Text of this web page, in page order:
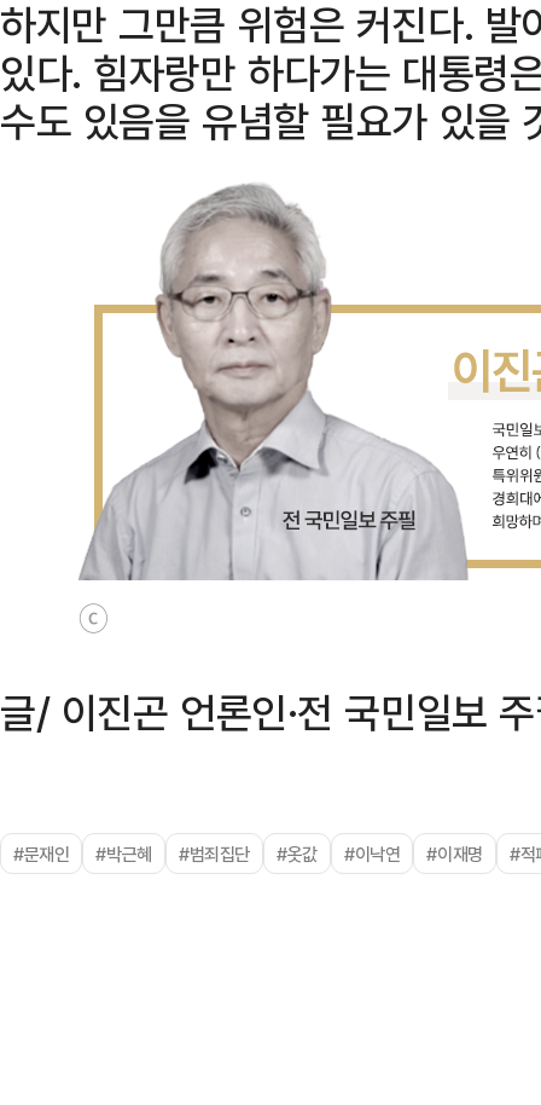
하지만 그만큼 위험은 커진다.
있다. 힘자랑만 하다가는 대통령
수도 있음을 유념할 필요가 있을
ⓒ
글/ 이진곤 언론인·전 국민일보
#문재인 #박근혜 #범죄집단 #옷값 #이낙연 #이재명 #적